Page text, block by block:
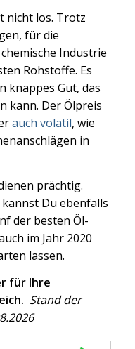
nicht los. Trotz
für die
Industrie
Rohstoffe. Es
knappes Gut, das
kann. Der Ölpreis
auch volatil, wie
in
prächtig.
Du ebenfalls
der besten Öl-
im Jahr 2020
lassen.
für Ihre
Stand der